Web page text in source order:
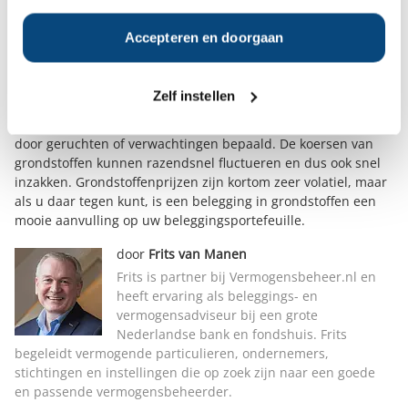
Accepteren en doorgaan
Zelf instellen
meestal in bulk.
Wat zijn de risico’s bij het beleggen in grondstoffen?
Als belegger in grondstoffen moet u rekening houden met
een enorme volatiliteit. Op de grondstoffenmarkten zijn veel
speculanten actief. Zij nemen bepaalde posities in, in de
verwachting dat de prijs van een grondstof zich in een
door geruchten of verwachtingen bepaald. De koersen van
grondstoffen kunnen razendsnel fluctueren en dus ook snel
inzakken. Grondstoffenprijzen zijn kortom zeer volatiel, maar
als u daar tegen kunt, is een belegging in grondstoffen een
mooie aanvulling op uw beleggingsportefeuille.
door Frits van Manen
Frits is partner bij Vermogensbeheer.nl en
heeft ervaring als beleggings- en
vermogensadviseur bij een grote
Nederlandse bank en fondshuis. Frits
begeleidt vermogende particulieren, ondernemers,
stichtingen en instellingen die op zoek zijn naar een goede
en passende vermogensbeheerder.